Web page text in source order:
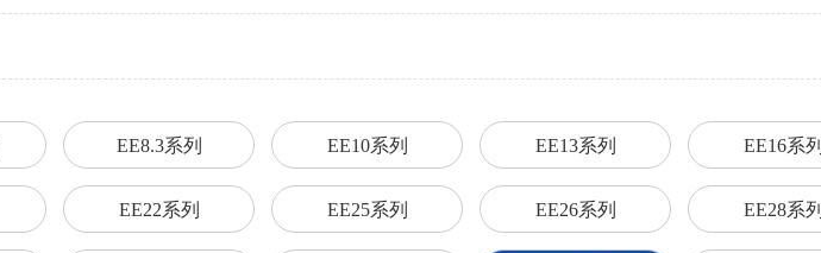
EE8.3系列 EE10系列 EE13系列 EE16系
EE22系列 EE25系列 EE26系列 EE28系